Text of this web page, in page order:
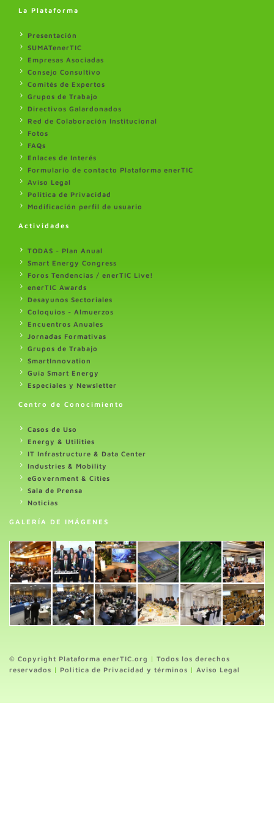
La Plataforma
Presentación
SUMATenerTIC
Empresas Asociadas
Consejo Consultivo
Comités de Expertos
Grupos de Trabajo
Directivos Galardonados
Red de Colaboración Institucional
Fotos
FAQs
Enlaces de Interés
Formulario de contacto Plataforma enerTIC
Aviso Legal
Politica de Privacidad
Modificación perfil de usuario
Actividades
TODAS - Plan Anual
Smart Energy Congress
Foros Tendencias / enerTIC Live!
enerTIC Awards
Desayunos Sectoriales
Coloquios - Almuerzos
Encuentros Anuales
Jornadas Formativas
Grupos de Trabajo
SmartInnovation
Guia Smart Energy
Especiales y Newsletter
Centro de Conocimiento
Casos de Uso
Energy & Utilities
IT Infrastructure & Data Center
Industries & Mobility
eGovernment & Cities
Sala de Prensa
Noticias
GALERÍA DE IMÁGENES
© Copyright Plataforma enerTIC.org | Todos los derechos
reservados | Política de Privacidad y términos | Aviso Legal